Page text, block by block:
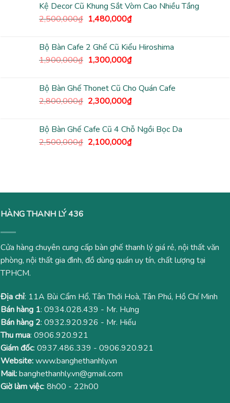
1,500,000₫.
là:
990,000₫.
Kệ Decor Cũ Khung Sắt Vòm Cao Nhiều Tầng
2,500,000₫ Giá
2,500,000₫.
1,480,000₫Giá
là:
1,480,000₫.
Bộ Bàn Cafe 2 Ghế Cũ Kiểu Hiroshima
1,900,000₫ Giá
1,900,000₫.
1,300,000₫Giá
là:
1,300,000₫.
Bộ Bàn Ghế Thonet Cũ Cho Quán Cafe
2,800,000₫ Giá
2,800,000₫.
2,300,000₫Giá
là:
2,300,000₫.
Bộ Bàn Ghế Cafe Cũ 4 Chỗ Ngồi Bọc Da
2,500,000₫ Giá
2,100,000₫Giá
HÀNG THANH LÝ 436
Cửa hàng chuyên cung cấp bàn ghế thanh lý giá rẻ, nội thất văn
phòng, nội thất gia đình, đồ dùng quán uy tín, chất lượng tại
TPHCM.
Địa chỉ: 11A Bùi Cẩm Hổ, Tân Thới Hoà, Tân Phú, Hồ Chí Minh
Bán hàng 1: 0934.028.439 - Mr. Hưng
Bán hàng 2: 0932.920.926 - Mr. Hiếu
Thu mua: 0906.920.921
Giám đốc: 0937.486.339 - 0906.920.921
Website:www.banghethanhly.vn
Mail:banghethanhly.vn@gmail.com
Giờ làm việc: 8h00 - 22h00